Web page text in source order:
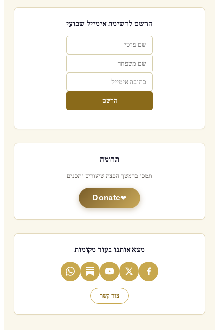
הרשם לרשימת אימייל שבועי
הרשם
תרומה
תמכו בהמשך הפצת שיעורים ותכנים
Donate
מצא אותנו בעוד מקומות
צור קשר